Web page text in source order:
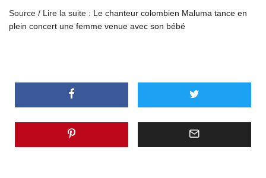
Source / Lire la suite : Le chanteur colombien Maluma tance en
plein concert une femme venue avec son bébé